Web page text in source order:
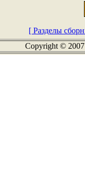
[ Разделы
Copyright ©